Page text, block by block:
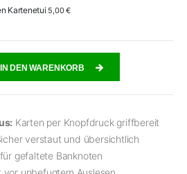
Kartenetui 5,00 €
IN DEN WARENKORB
Karten per Knopfdruck griffbereit
verstaut und übersichtlich
gefaltete Banknoten